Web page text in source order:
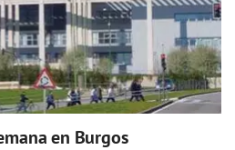
en Burgos